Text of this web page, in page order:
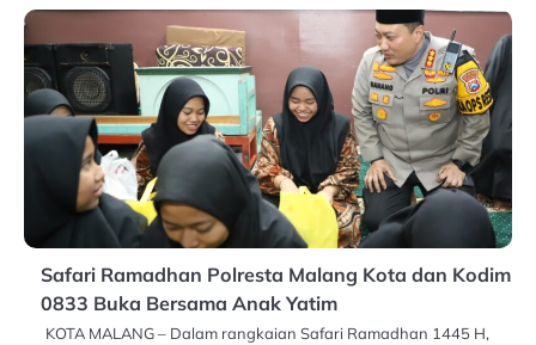
Safari Ramadhan Polresta Malang Kota dan Kodim
0833 Buka Bersama Anak Yatim
KOTA MALANG – Dalam rangkaian Safari Ramadhan 1445 H,